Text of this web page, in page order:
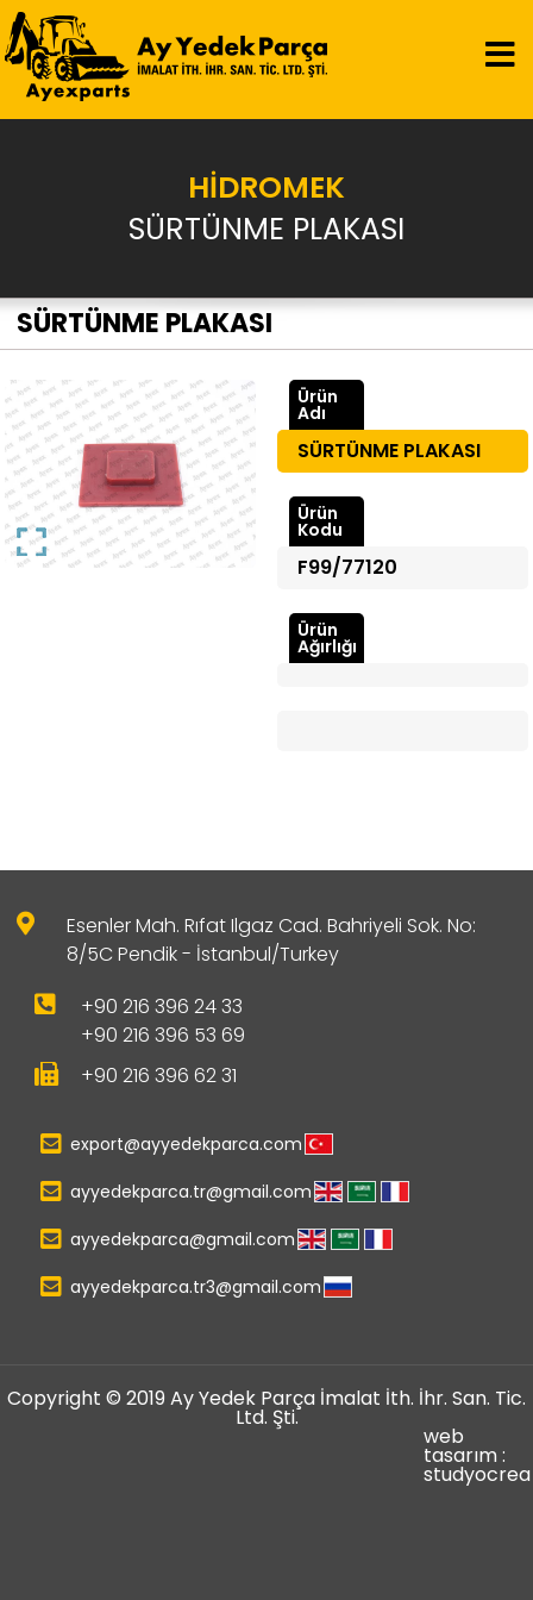
HİDROMEK
SÜRTÜNME PLAKASI
SÜRTÜNME PLAKASI
Ürün
Adı
SÜRTÜNME PLAKASI
Ürün
Kodu
F99/77120
Ürün
Ağırlığı
Esenler Mah. Rıfat Ilgaz Cad. Bahriyeli Sok. No:
8/5C Pendik - İstanbul/Turkey
+90 216 396 24 33
+90 216 396 53 69
+90 216 396 62 31
export@ayyedekparca.com
ayyedekparca.tr@gmail.com
ayyedekparca@gmail.com
ayyedekparca.tr3@gmail.com
Copyright © 2019 Ay Yedek Parça İmalat İth. İhr. San. Tic.
Ltd. Şti.
web
tasarım :
studyocrea